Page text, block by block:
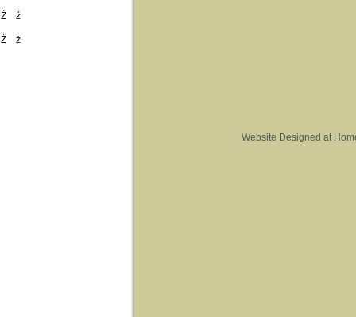
Ź ź
Ż ż
Website Designed at